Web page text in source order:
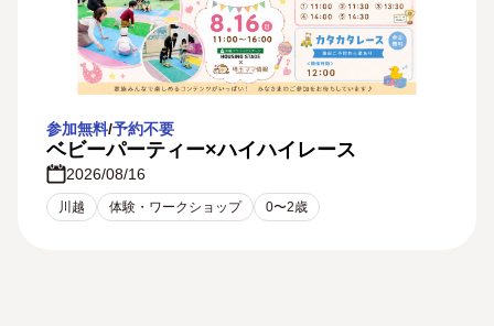
参加無料/予約不要
ベビーパーティー×ハイハイレース
2026/08/16
川越 体験・ワークショップ 0〜2歳